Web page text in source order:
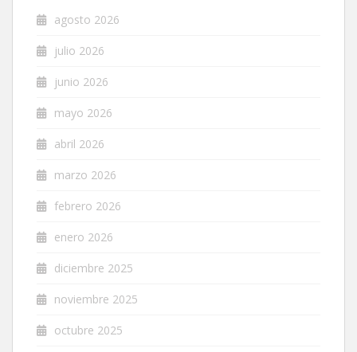
agosto 2026
julio 2026
junio 2026
mayo 2026
abril 2026
marzo 2026
febrero 2026
enero 2026
diciembre 2025
noviembre 2025
octubre 2025